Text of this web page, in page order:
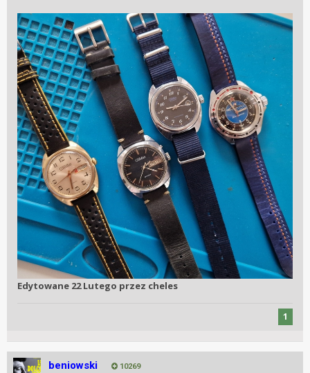
Edytowane 22 Lutego przez cheles
1
beniowski 10269